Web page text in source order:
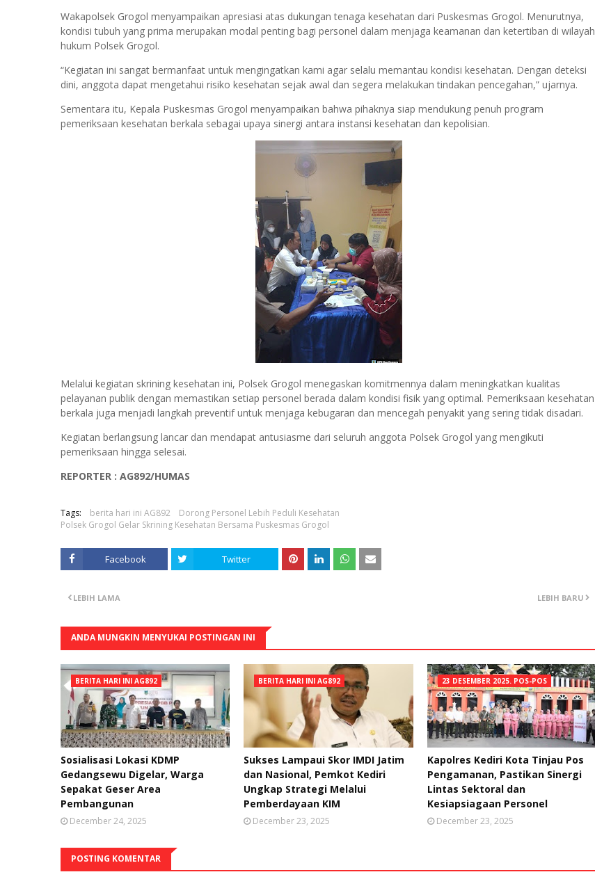
Wakapolsek Grogol menyampaikan apresiasi atas dukungan tenaga kesehatan dari Puskesmas Grogol. Menurutnya,
kondisi tubuh yang prima merupakan modal penting bagi personel dalam menjaga keamanan dan ketertiban di wilayah
hukum Polsek Grogol.
“Kegiatan ini sangat bermanfaat untuk mengingatkan kami agar selalu memantau kondisi kesehatan. Dengan deteksi
dini, anggota dapat mengetahui risiko kesehatan sejak awal dan segera melakukan tindakan pencegahan,” ujarnya.
Sementara itu, Kepala Puskesmas Grogol menyampaikan bahwa pihaknya siap mendukung penuh program
pemeriksaan kesehatan berkala sebagai upaya sinergi antara instansi kesehatan dan kepolisian.
Melalui kegiatan skrining kesehatan ini, Polsek Grogol menegaskan komitmennya dalam meningkatkan kualitas
pelayanan publik dengan memastikan setiap personel berada dalam kondisi fisik yang optimal. Pemeriksaan kesehatan
berkala juga menjadi langkah preventif untuk menjaga kebugaran dan mencegah penyakit yang sering tidak disadari.
Kegiatan berlangsung lancar dan mendapat antusiasme dari seluruh anggota Polsek Grogol yang mengikuti
pemeriksaan hingga selesai.
REPORTER : AG892/HUMAS
Tags: berita hari ini AG892
Dorong Personel Lebih Peduli Kesehatan
Polsek Grogol Gelar Skrining Kesehatan Bersama Puskesmas Grogol
Facebook Twitter
LEBIH BARU
LEBIH LAMA
ANDA MUNGKIN MENYUKAI POSTINGAN INI
BERITA HARI INI AG892
Sosialisasi Lokasi KDMP
Gedangsewu Digelar, Warga
Sepakat Geser Area
Pembangunan
December 24, 2025
BERITA HARI INI AG892
Sukses Lampaui Skor IMDI Jatim
dan Nasional, Pemkot Kediri
Ungkap Strategi Melalui
Pemberdayaan KIM
December 23, 2025
23 DESEMBER 2025. POS-POS
Kapolres Kediri Kota Tinjau Pos
Pengamanan, Pastikan Sinergi
Lintas Sektoral dan
Kesiapsiagaan Personel
December 23, 2025
POSTING KOMENTAR